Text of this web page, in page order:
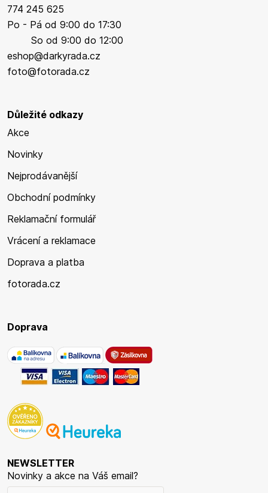
774 245 625
Po - Pá od 9:00 do 17:30
So od 9:00 do 12:00
eshop@darkyrada.cz
foto@fotorada.cz
Důležité odkazy
Akce
Novinky
Nejprodávanější
Obchodní podmínky
Reklamační formulář
Vrácení a reklamace
Doprava a platba
fotorada.cz
Doprava
NEWSLETTER
Novinky a akce na Váš email?